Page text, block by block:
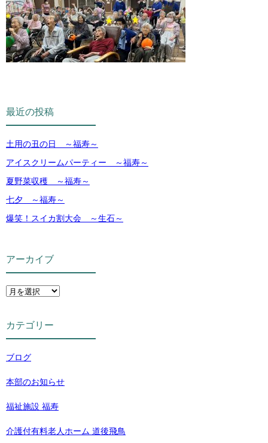
最近の投稿
土用の丑の日 ～福寿～
アイスクリームパーティー ～福寿～
夏野菜収穫 ～福寿～
七夕 ～福寿～
爆笑！スイカ割大会 ～生石～
アーカイブ
カテゴリー
ブログ
本部のお知らせ
福祉施設 福寿
介護付有料老人ホーム 道後飛鳥